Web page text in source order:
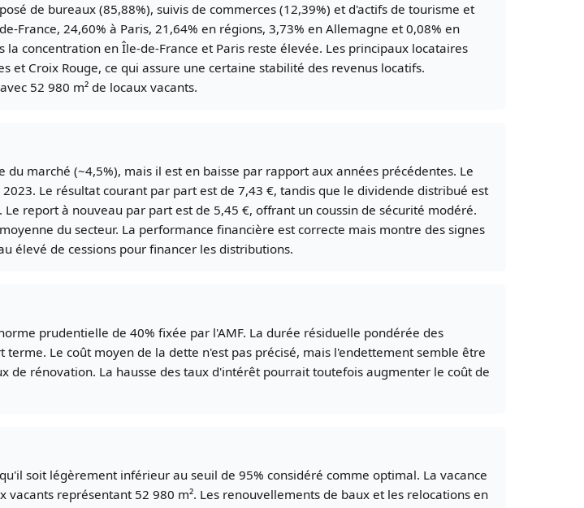
de bureaux (85,88%), suivis de commerces (12,39%) et d'actifs de tourisme et
France, 24,60% à Paris, 21,64% en régions, 3,73% en Allemagne et 0,08% en
concentration en Île-de-France et Paris reste élevée. Les principaux locataires
et Croix Rouge, ce qui assure une certaine stabilité des revenus locatifs.
52 980 m² de locaux vacants.
marché (~4,5%), mais il est en baisse par rapport aux années précédentes. Le
Le résultat courant par part est de 7,43 €, tandis que le dividende distribué est
report à nouveau par part est de 5,45 €, offrant un coussin de sécurité modéré.
du secteur. La performance financière est correcte mais montre des signes
élevé de cessions pour financer les distributions.
prudentielle de 40% fixée par l'AMF. La durée résiduelle pondérée des
Le coût moyen de la dette n'est pas précisé, mais l'endettement semble être
rénovation. La hausse des taux d'intérêt pourrait toutefois augmenter le coût de
soit légèrement inférieur au seuil de 95% considéré comme optimal. La vacance
représentant 52 980 m². Les renouvellements de baux et les relocations en